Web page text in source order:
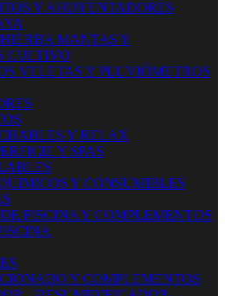
Y AHUYENTADORES
MANTAS Y
CULTIVO
VELETAS Y PLUVIÓMETROS
Y RELAX
Y SPAS
Y CONSUMIBLES
PISCINA Y COMPLEMENTOS
Y COMPLEMENTOS